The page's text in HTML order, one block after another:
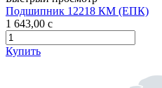
Подшипник 12218 КМ (ЕПК)
1 643,00 c
Купить